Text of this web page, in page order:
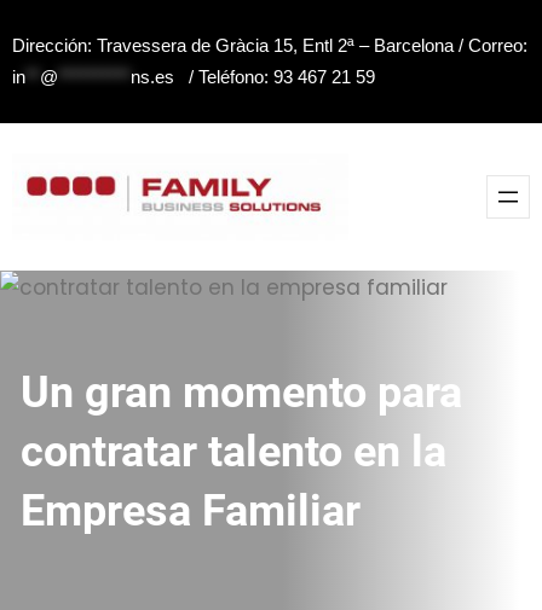
al
contenido
Dirección: Travessera de Gràcia 15, Entl 2ª – Barcelona / Correo:
in
@ ns.es / Teléfono: 93 467 21 59
Un gran momento para
contratar talento en la
Empresa Familiar